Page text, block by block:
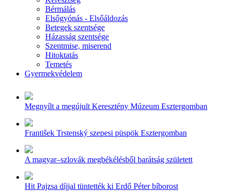
Bérmálás
Elsőgyónás - Elsőáldozás
Betegek szentsége
Házasság szentsége
Szentmise, miserend
Hitoktatás
Temetés
Gyermekvédelem
Megnyílt a megújult Keresztény Múzeum Esztergomban
František Trstenský szepesi püspök Esztergomban
A magyar–szlovák megbékélésből barátság született
Hit Pajzsa díjjal tüntették ki Erdő Péter bíborost